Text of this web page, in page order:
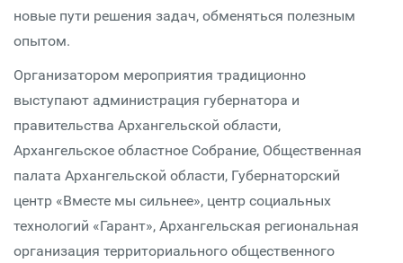
новые пути решения задач, обменяться полезным
опытом.
Организатором мероприятия традиционно
выступают администрация губернатора и
правительства Архангельской области,
Архангельское областное Собрание, Общественная
палата Архангельской области, Губернаторский
центр «Вместе мы сильнее», центр социальных
технологий «Гарант», Архангельская региональная
организация территориального общественного